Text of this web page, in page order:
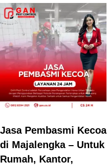
Jasa Pembasmi Kecoa
di Majalengka – Untuk
Rumah, Kantor,